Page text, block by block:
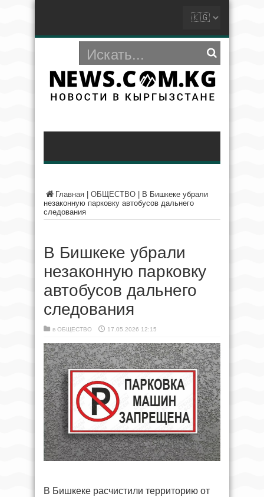
Главная ОБЩЕСТВО
В Бишкеке убрали
незаконную парковку автобусов дальнего
следования
В Бишкеке убрали
незаконную парковку
автобусов дальнего
следования
в ОБЩЕСТВО 17.05.2026 12:15
В Бишкеке расчистили территорию от